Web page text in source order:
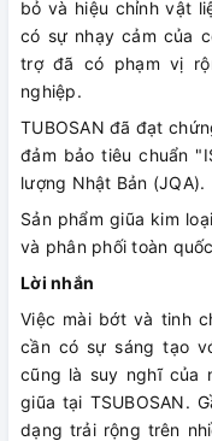
bỏ và hiệu chỉnh vật
có sự nhạy cảm của
trợ đã có phạm vị
nghiệp.
TUBOSAN đã đạt
đảm bảo tiêu chuẩn
lượng Nhật Bản (JQA).
Sản phẩm giũa kim
và phân phối toàn
Lời nhắn
Việc mài bớt và tinh
cần có sự sáng tạo
cũng là suy nghĩ của
giũa tại TSUBOSAN.
dạng trải rộng trên